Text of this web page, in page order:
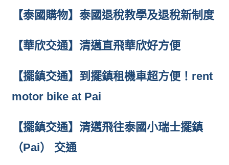
【泰國購物】泰國退稅教學及退稅新制度
【華欣交通】清邁直飛華欣好方便
【擺鎮交通】到擺鎮租機車超方便！rent
motor bike at Pai
【擺鎮交通】清邁飛往泰國小瑞士擺鎮
（Pai） 交通